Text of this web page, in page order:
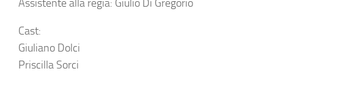
Assistente alla regia: Giulio Di Gregorio
Cast:
Giuliano Dolci
Priscilla Sorci